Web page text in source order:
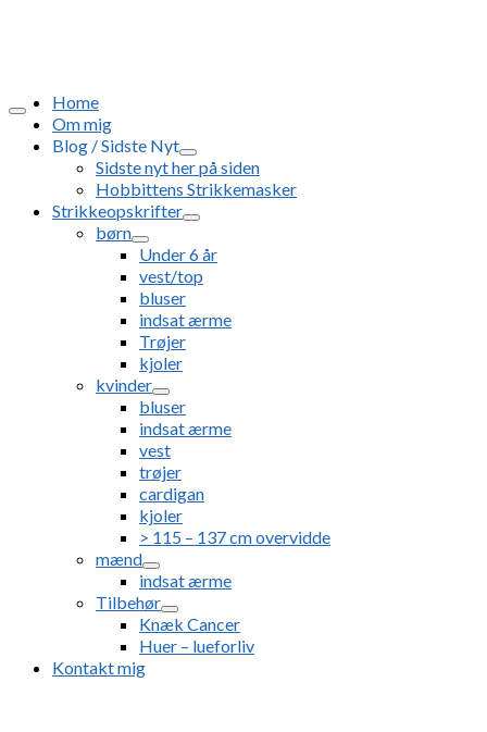
Home
Om mig
Blog / Sidste Nyt
Sidste nyt her på siden
Hobbittens Strikkemasker
Strikkeopskrifter
børn
Under 6 år
vest/top
bluser
indsat ærme
Trøjer
kjoler
kvinder
bluser
indsat ærme
vest
trøjer
cardigan
kjoler
> 115 – 137 cm overvidde
mænd
indsat ærme
Tilbehør
Knæk Cancer
Huer – lueforliv
Kontakt mig